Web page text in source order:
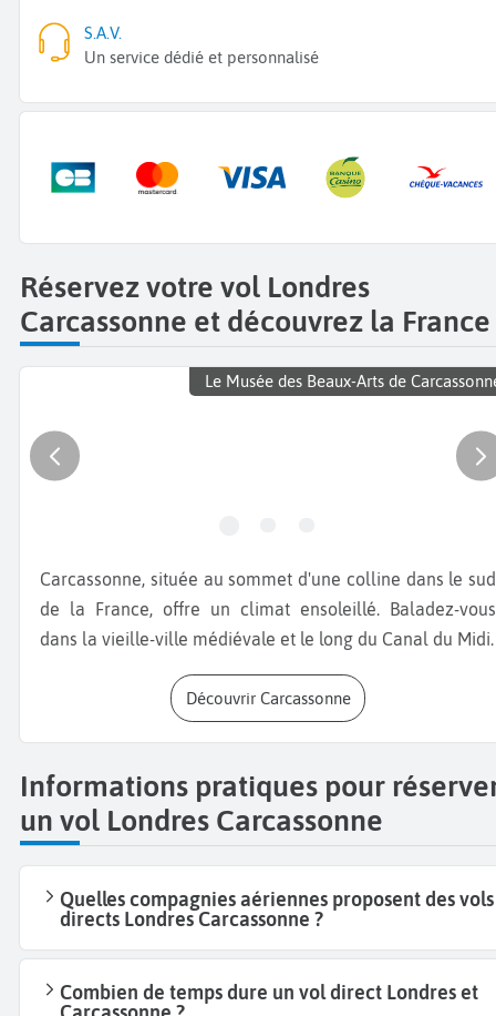
S.A.V.
Un service dédié et personnalisé
Réservez votre vol Londres
Carcassonne et découvrez la France
Le Musée des Beaux-Arts de
Carcassonne, située au sommet d'une colline dans le sud
de la France, offre un climat ensoleillé. Baladez-vous
dans la vieille-ville médiévale et le long du Canal du Midi.
Découvrir Carcassonne
Informations pratiques pour
un vol Londres Carcassonne
Quelles compagnies aériennes proposent des vols
directs Londres Carcassonne ?
Combien de temps dure un vol direct Londres et